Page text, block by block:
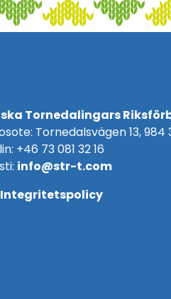
Tornedalingars
Tornedalsvägen 13, 984
+46 73 081 32 16
info@str-t.com
Integritetspolicy